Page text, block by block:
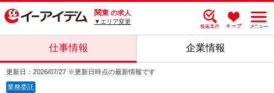
関東 の求人
▼エリア変更
仕事情報 企業情報
更新日：2026/07/27 ※更新日時点の最新情報です
業務委託